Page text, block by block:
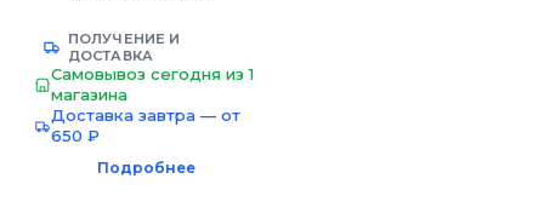
ПОЛУЧЕНИЕ И
ДОСТАВКА
Самовывоз сегодня из 1
магазина
Доставка завтра — от
650 ₽
Подробнее